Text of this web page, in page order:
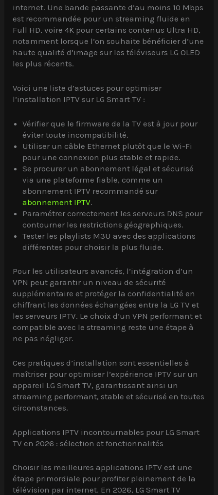
internet. Une bande passante d’au moins 10 Mbps
est recommandée pour un streaming fluide en
Full HD, voire 4K pour certains contenus Ultra HD,
notamment lorsque l’on souhaite bénéficier d’une
haute qualité d’image sur les téléviseurs LG OLED
les plus récents.
Voici une liste d’astuces pour optimiser
l’installation IPTV sur LG Smart TV :
Vérifier que le firmware de la TV est à jour pour
éviter toute incompatibilité.
Utiliser un câble Ethernet plutôt que le Wi-Fi
pour une connexion plus stable et rapide.
Se procurer un abonnement légal et sécurisé
via une plateforme fiable, comme un
abonnement IPTV recommandé sur
abonnement IPTV.
Paramétrer correctement les serveurs DNS pour
contourner les restrictions géographiques.
Tester les playlists M3U avec des applications
différentes pour choisir la plus fluide.
Pour les utilisateurs avancés, l’intégration d’un
VPN peut garantir un niveau de sécurité
supplémentaire et protéger la confidentialité en
chiffrant les données échangées entre la LG TV et
les serveurs IPTV. Le choix d’un VPN performant et
compatible avec le streaming reste une étape à
ne pas négliger.
Ces pratiques d’installation sont essentielles à
maîtriser pour optimiser l’expérience IPTV sur un
appareil LG Smart TV, garantissant ainsi un
streaming performant, stable et sécurisé en toutes
circonstances.
Applications IPTV incontournables pour LG Smart
TV en 2026 : sélection et fonctionnalités
Choisir les meilleures applications IPTV est une
étape primordiale pour profiter pleinement de la
télévision par internet. En 2026, LG Smart TV